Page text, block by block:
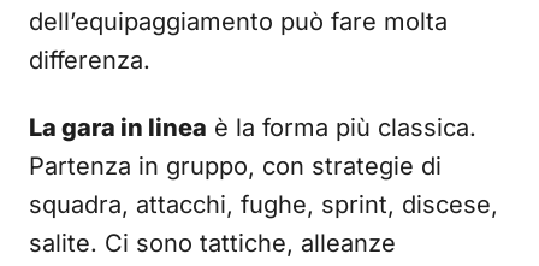
dell’equipaggiamento può fare molta
differenza.
La gara in linea è la forma più classica.
Partenza in gruppo, con strategie di
squadra, attacchi, fughe, sprint, discese,
salite. Ci sono tattiche, alleanze